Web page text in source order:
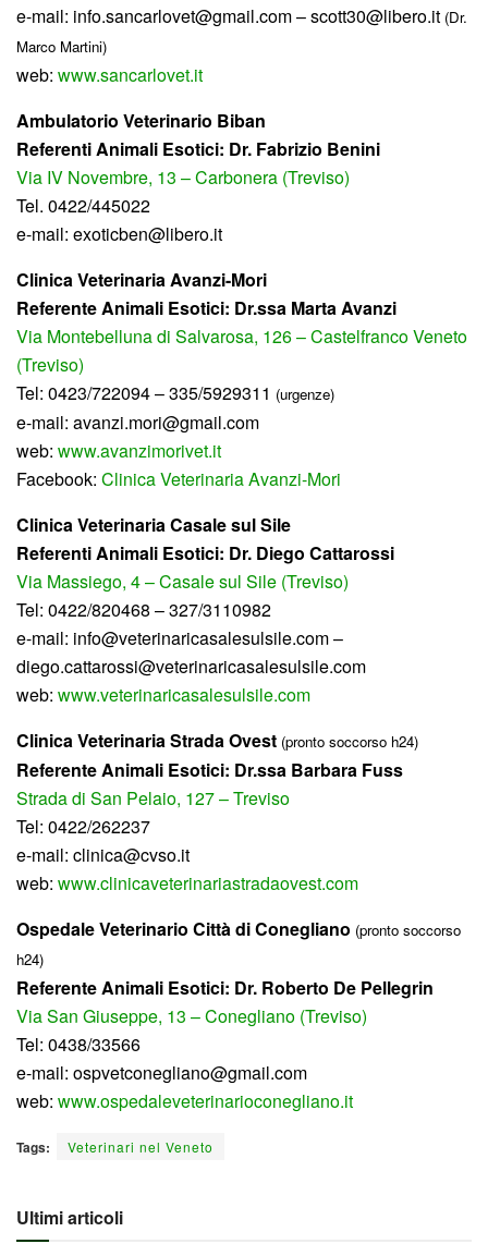
e-mail: info.sancarlovet@gmail.com – scott30@libero.it (Dr.
Marco Martini)
web: www.sancarlovet.it
Ambulatorio Veterinario Biban
Referenti Animali Esotici: Dr. Fabrizio Benini
Via IV Novembre, 13 – Carbonera (Treviso)
Tel. 0422/445022
e-mail: exoticben@libero.it
Clinica Veterinaria Avanzi-Mori
Referente Animali Esotici: Dr.ssa MartaAvanzi
Via Montebelluna di Salvarosa, 126 – Castelfranco Veneto
(Treviso)
Tel: 0423/722094 – 335/5929311 (urgenze)
e-mail: avanzi.mori@gmail.com
web: www.avanzimorivet.it
Facebook: Clinica Veterinaria Avanzi-Mori
Clinica Veterinaria Casale sul Sile
Referenti Animali Esotici: Dr. Diego Cattarossi
Via Massiego, 4 – Casale sul Sile (Treviso)
Tel: 0422/820468 – 327/3110982
e-mail: info@veterinaricasalesulsile.com –
diego.cattarossi@veterinaricasalesulsile.com
web: www.veterinaricasalesulsile.com
Clinica Veterinaria Strada Ovest (pronto soccorso h24)
Referente Animali Esotici: Dr.ssa Barbara Fuss
Strada di San Pelaio, 127 – Treviso
Tel: 0422/262237
e-mail: clinica@cvso.it
web: www.clinicaveterinariastradaovest.com
Ospedale Veterinario Città di Conegliano (pronto soccorso
h24)
Referente Animali Esotici: Dr. Roberto De Pellegrin
Via San Giuseppe, 13 – Conegliano (Treviso)
Tel: 0438/33566
e-mail: ospvetconegliano@gmail.com
web: www.ospedaleveterinarioconegliano.it
Tags: Veterinari nel Veneto
Ultimi articoli